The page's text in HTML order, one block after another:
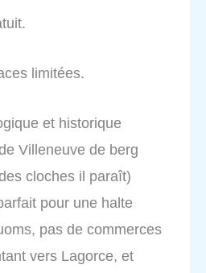
limitées.
et historique
Villeneuve de berg
cloches il paraît)
pour une halte
pas de commerces
vers Lagorce, et